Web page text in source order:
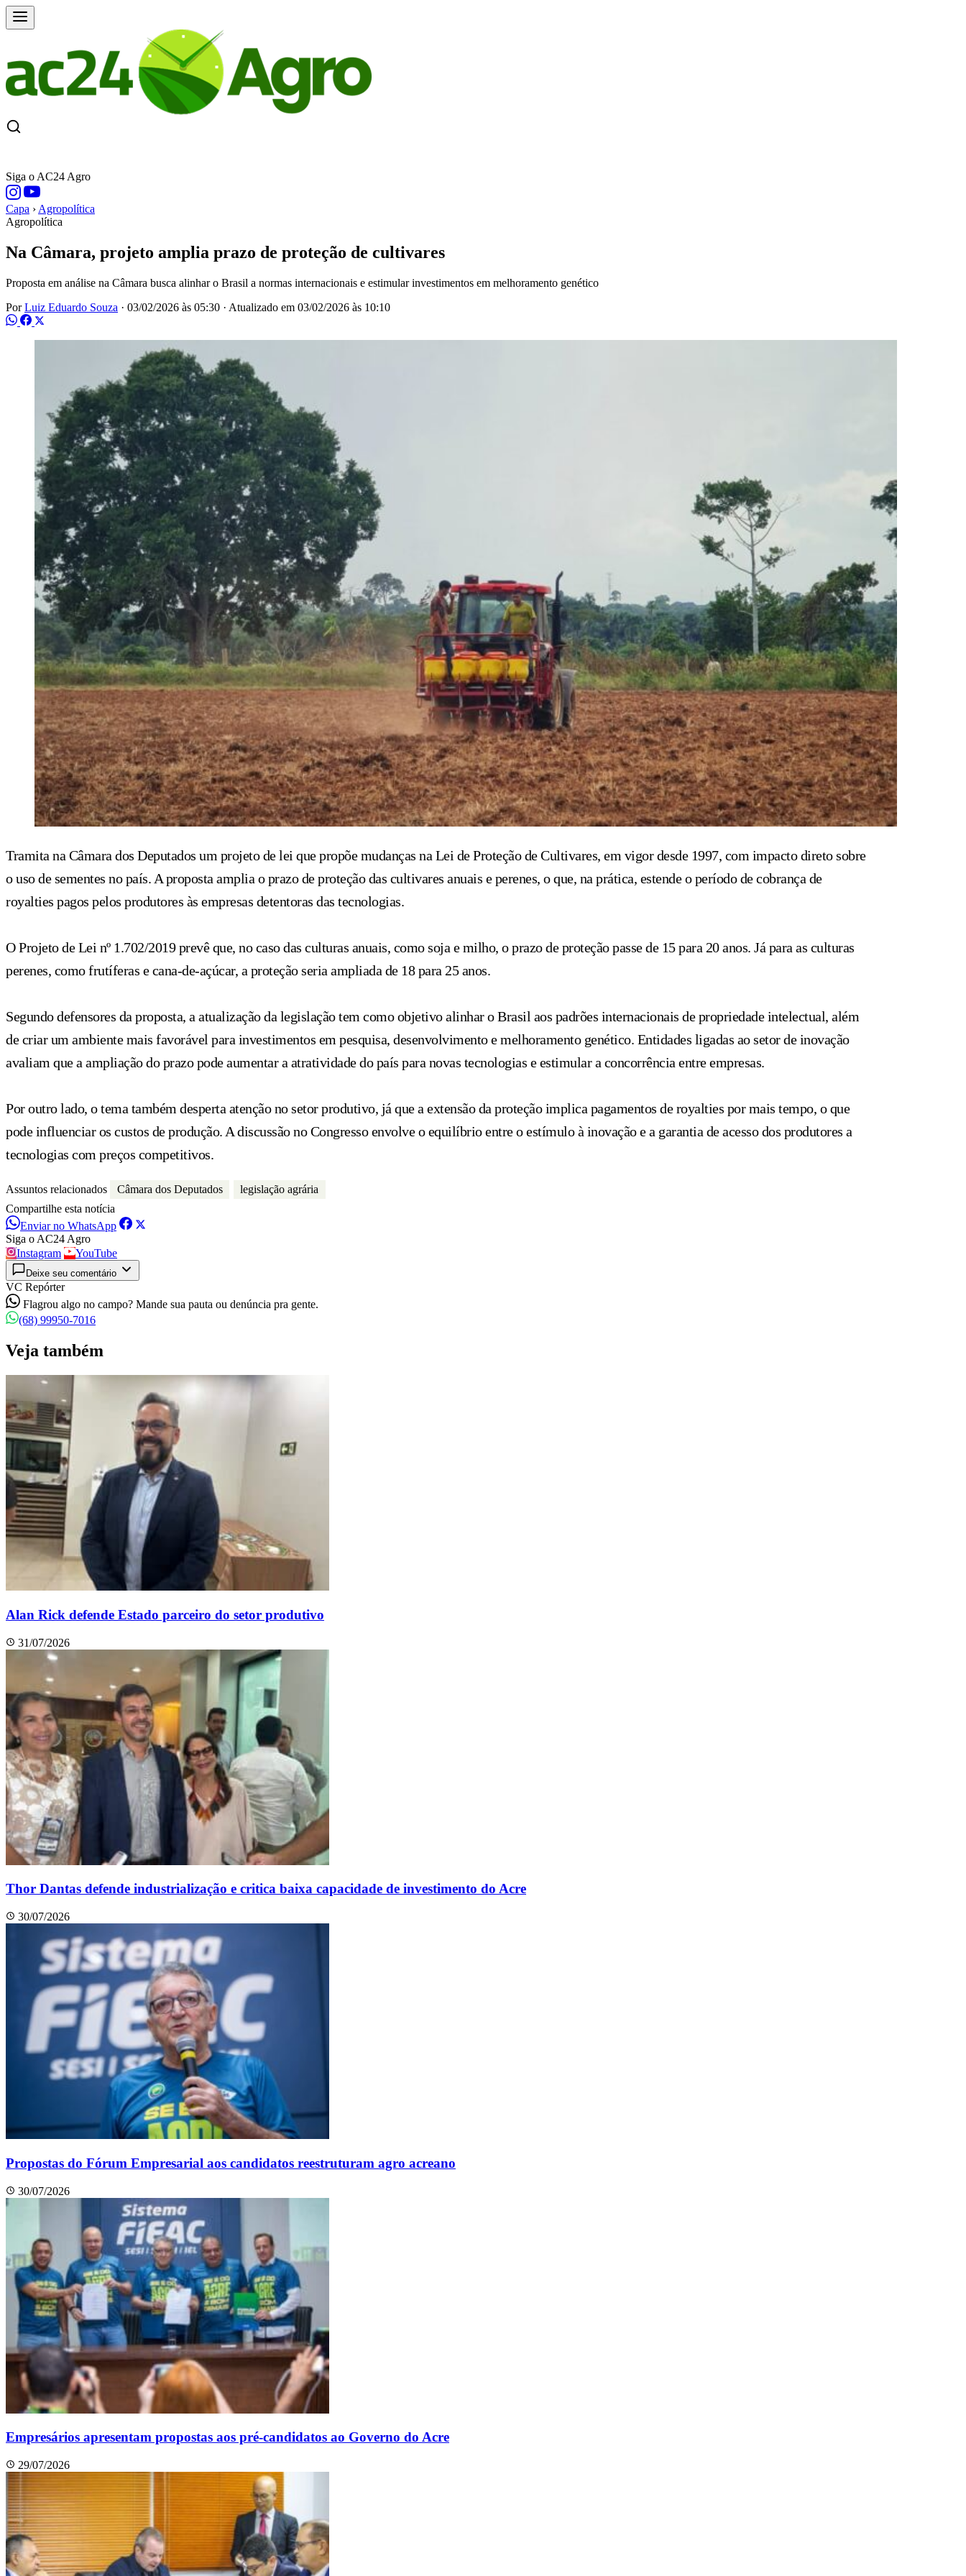
Siga o AC24 Agro
Capa › Agropolítica
Agropolítica
Na Câmara, projeto amplia prazo de proteção de cultivares
Proposta em análise na Câmara busca alinhar o Brasil a normas internacionais e estimular investimentos em melhoramento genético
PorLuiz Eduardo Souza · 03/02/2026 às 05:30 · Atualizado em 03/02/2026 às 10:10
Tramita na Câmara dos Deputados um projeto de lei que propõe mudanças na Lei de Proteção de Cultivares, em vigor desde 1997, com impacto direto sobre
o uso de sementes no país. A proposta amplia o prazo de proteção das cultivares anuais e perenes, o que, na prática, estende o período de cobrança de
royalties pagos pelos produtores às empresas detentoras das tecnologias.
O Projeto de Lei nº 1.702/2019 prevê que, no caso das culturas anuais, como soja e milho, o prazo de proteção passe de 15 para 20 anos. Já para as culturas
perenes, como frutíferas e cana-de-açúcar, a proteção seria ampliada de 18 para 25 anos.
Segundo defensores da proposta, a atualização da legislação tem como objetivo alinhar o Brasil aos padrões internacionais de propriedade intelectual, além
de criar um ambiente mais favorável para investimentos em pesquisa, desenvolvimento e melhoramento genético. Entidades ligadas ao setor de inovação
avaliam que a ampliação do prazo pode aumentar a atratividade do país para novas tecnologias e estimular a concorrência entre empresas.
Por outro lado, o tema também desperta atenção no setor produtivo, já que a extensão da proteção implica pagamentos de royalties por mais tempo, o que
pode influenciar os custos de produção. A discussão no Congresso envolve o equilíbrio entre o estímulo à inovação e a garantia de acesso dos produtores a
tecnologias com preços competitivos.
Assuntos relacionados Câmara dos Deputados
legislação agrária
Compartilhe esta notícia
Enviar no WhatsApp
Siga o AC24 Agro
Instagram
YouTube
Deixe seu comentário
VC Repórter
Flagrou algo no campo? Mande sua pauta ou denúncia pra gente.
(68) 99950-7016
Veja também
Alan Rick defende Estado parceiro do setor produtivo
31/07/2026
Thor Dantas defende industrialização e critica baixa capacidade de investimento do Acre
30/07/2026
Propostas do Fórum Empresarial aos candidatos reestruturam agro acreano
30/07/2026
Empresários apresentam propostas aos pré-candidatos ao Governo do Acre
29/07/2026